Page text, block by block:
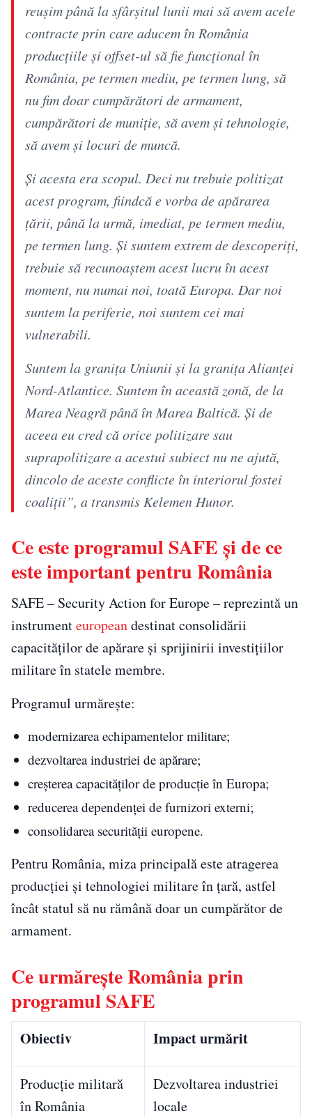
reuşim până la sfârşitul lunii mai să avem acele
contracte prin care aducem în România
producţiile şi offset-ul să fie funcţional în
România, pe termen mediu, pe termen lung, să
nu fim doar cumpărători de armament,
cumpărători de muniţie, să avem şi tehnologie,
să avem şi locuri de muncă.
Şi acesta era scopul. Deci nu trebuie politizat
acest program, fiindcă e vorba de apărarea
ţării, până la urmă, imediat, pe termen mediu,
pe termen lung. Şi suntem extrem de descoperiţi,
trebuie să recunoaştem acest lucru în acest
moment, nu numai noi, toată Europa. Dar noi
suntem la periferie, noi suntem cei mai
vulnerabili.
Suntem la graniţa Uniunii şi la graniţa Alianţei
Nord-Atlantice. Suntem în această zonă, de la
Marea Neagră până în Marea Baltică. Şi de
aceea eu cred că orice politizare sau
suprapolitizare a acestui subiect nu ne ajută,
dincolo de aceste conflicte în interiorul fostei
coaliţii”, a transmis Kelemen Hunor.
Ce este programul SAFE și de ce
este important pentru România
SAFE – Security Action for Europe – reprezintă un
instrumenteuropeandestinat consolidării
capacităților de apărare și sprijinirii investițiilor
militare în statele membre.
Programul urmărește:
modernizarea echipamentelor militare;
dezvoltarea industriei de apărare;
creșterea capacităților de producție în Europa;
reducerea dependenței de furnizori externi;
consolidarea securității europene.
Pentru România, miza principală este atragerea
producției și tehnologiei militare în țară, astfel
încât statul să nu rămână doar un cumpărător de
armament.
Ce urmărește România prin
programul SAFE
Obiectiv Impact urmărit
Producție militară
în România
Dezvoltarea industriei
locale